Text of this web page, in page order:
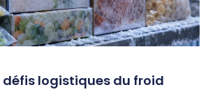
défis logistiques du froid